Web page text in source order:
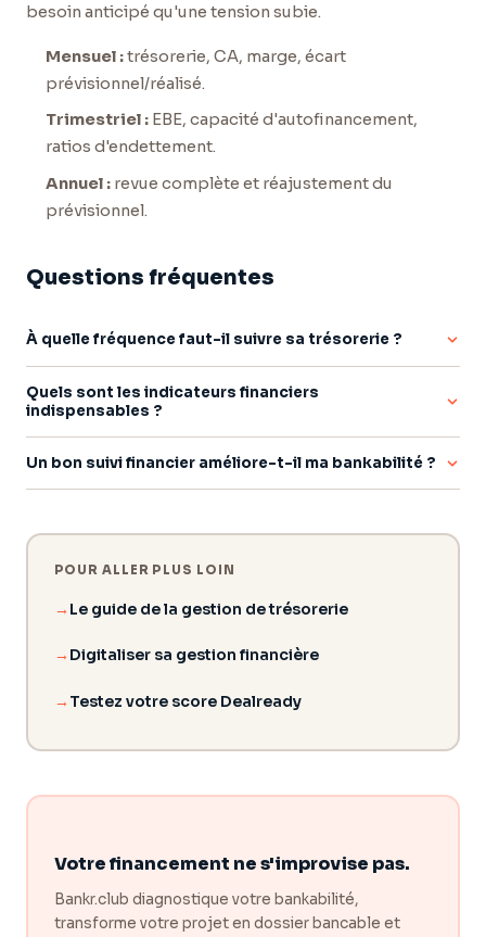
besoin anticipé qu'une tension subie.
Mensuel :trésorerie, CA, marge, écart
prévisionnel/réalisé.
Trimestriel :EBE, capacité d'autofinancement,
ratios d'endettement.
Annuel :revue complète et réajustement du
prévisionnel.
Questions fréquentes
À quelle fréquence faut-il suivre sa trésorerie ?
Un suivi mensuel est le minimum recommandé. Pour les
activités à trésorerie tendue ou saisonnière, un point
hebdomadaire sur les encaissements et décaissements
permet d'anticiper les creux plusieurs semaines à l'avance.
Quels sont les indicateurs financiers
indispensables ?
Cinq indicateurs suffisent pour piloter : chiffre d'affaires,
marge brute, excédent brut d'exploitation, résultat net et
trésorerie disponible. Suivis régulièrement, ils donnent une
Un bon suivi financier améliore-t-il ma bankabilité ?
Oui. Un dirigeant qui connaît ses chiffres et présente des
banquier. C'est un critère central du score de bankabilité
Dealready de Bankr.club.
POUR ALLER PLUS LOIN
Le guide de la gestion de trésorerie
Digitaliser sa gestion financière
Testez votre score Dealready
Votre financement ne s'improvise pas.
Bankr.club diagnostique votre bankabilité,
transforme votre projet en dossier bancable et